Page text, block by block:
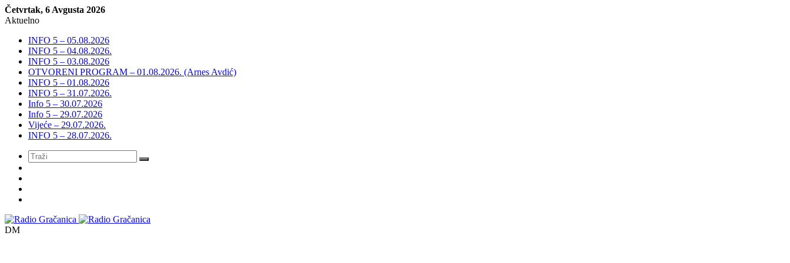
Četvrtak, 6 Avgusta 2026
Aktuelno
INFO 5 – 05.08.2026
INFO 5 – 04.08.2026.
INFO 5 – 03.08.2026
OTVORENI PROGRAM – 01.08.2026. (Arnes Avdić)
INFO 5 – 01.08.2026
INFO 5 – 31.07.2026.
Info 5 – 30.07.2026
Info 5 – 29.07.2026
Vijeće – 29.07.2026.
INFO 5 – 28.07.2026.
Meni
DM